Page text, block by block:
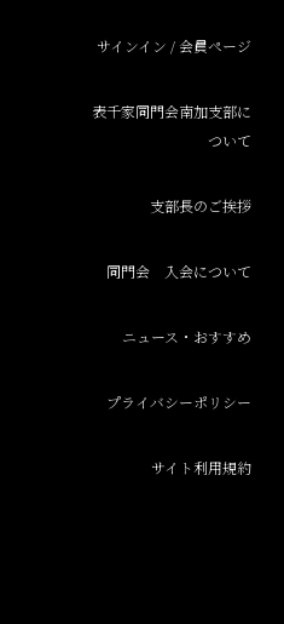
サインイン / 会員ページ
表千家同門会南加支部に
ついて
支部長のご挨拶
同門会 入会について
ニュース・おすすめ
プライバシーポリシー
サイト利用規約